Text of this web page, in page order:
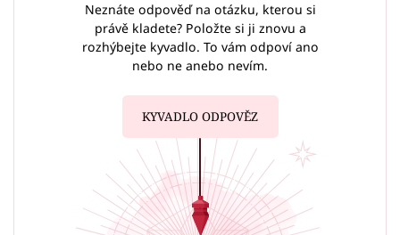
Neznáte odpověď na otázku, kterou si
právě kladete? Položte si ji znovu a
rozhýbejte kyvadlo. To vám odpoví ano
nebo ne anebo nevím.
KYVADLO ODPOVĚZ